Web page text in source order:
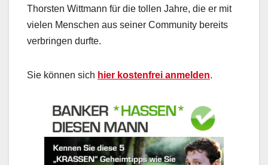
Thorsten Wittmann für die tollen Jahre, die er mit
vielen Menschen aus seiner Community bereits
verbringen durfte.
Sie können sich hier kostenfrei anmelden.